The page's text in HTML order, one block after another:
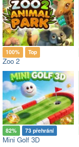
100% Top
Zoo 2
82% 73 přehrání
Mini Golf 3D